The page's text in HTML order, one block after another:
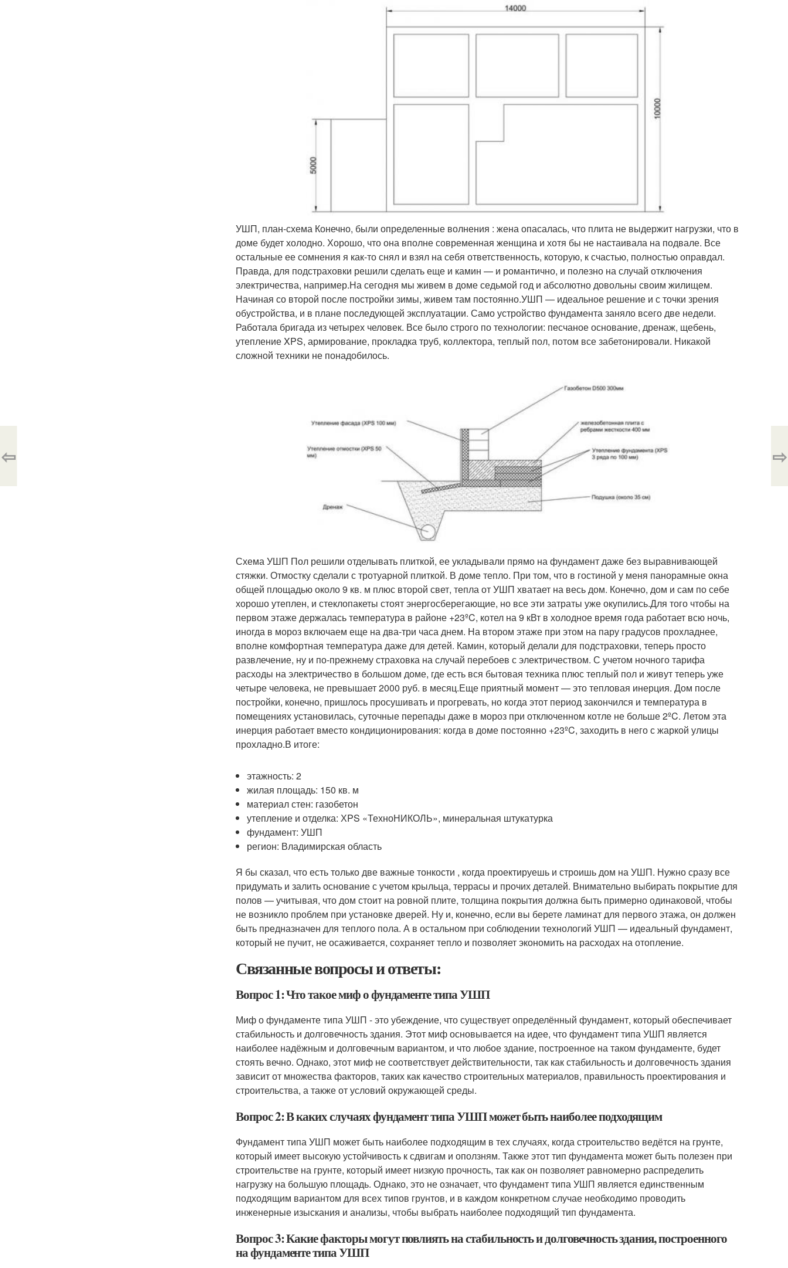
УШП, план-схема Конечно, были определенные волнения : жена опасалась, что плита не выдержит нагрузки, что в
доме будет холодно. Хорошо, что она вполне современная женщина и хотя бы не настаивала на подвале. Все
остальные ее сомнения я как-то снял и взял на себя ответственность, которую, к счастью, полностью оправдал.
Правда, для подстраховки решили сделать еще и камин — и романтично, и полезно на случай отключения
электричества, например.На сегодня мы живем в доме седьмой год и абсолютно довольны своим жилищем.
Начиная со второй после постройки зимы, живем там постоянно.УШП — идеальное решение и с точки зрения
обустройства, и в плане последующей эксплуатации. Само устройство фундамента заняло всего две недели.
Работала бригада из четырех человек. Все было строго по технологии: песчаное основание, дренаж, щебень,
утепление XPS, армирование, прокладка труб, коллектора, теплый пол, потом все забетонировали. Никакой
сложной техники не понадобилось.
Схема УШП Пол решили отделывать плиткой, ее укладывали прямо на фундамент даже без выравнивающей
стяжки. Отмостку сделали с тротуарной плиткой. В доме тепло. При том, что в гостиной у меня панорамные окна
общей площадью около 9 кв. м плюс второй свет, тепла от УШП хватает на весь дом. Конечно, дом и сам по себе
хорошо утеплен, и стеклопакеты стоят энергосберегающие, но все эти затраты уже окупились.Для того чтобы на
первом этаже держалась температура в районе +23ºC, котел на 9 кВт в холодное время года работает всю ночь,
иногда в мороз включаем еще на два-три часа днем. На втором этаже при этом на пару градусов прохладнее,
вполне комфортная температура даже для детей. Камин, который делали для подстраховки, теперь просто
развлечение, ну и по-прежнему страховка на случай перебоев с электричеством. С учетом ночного тарифа
расходы на электричество в большом доме, где есть вся бытовая техника плюс теплый пол и живут теперь уже
четыре человека, не превышает 2000 руб. в месяц.Еще приятный момент — это тепловая инерция. Дом после
постройки, конечно, пришлось просушивать и прогревать, но когда этот период закончился и температура в
помещениях установилась, суточные перепады даже в мороз при отключенном котле не больше 2ºC. Летом эта
инерция работает вместо кондиционирования: когда в доме постоянно +23ºC, заходить в него с жаркой улицы
прохладно.В итоге:
этажность: 2
жилая площадь: 150 кв. м
материал стен: газобетон
утепление и отделка: ХPS «ТехноНИКОЛЬ», минеральная штукатурка
фундамент: УШП
регион: Владимирская область
Я бы сказал, что есть только две важные тонкости , когда проектируешь и строишь дом на УШП. Нужно сразу все
придумать и залить основание с учетом крыльца, террасы и прочих деталей. Внимательно выбирать покрытие для
полов — учитывая, что дом стоит на ровной плите, толщина покрытия должна быть примерно одинаковой, чтобы
не возникло проблем при установке дверей. Ну и, конечно, если вы берете ламинат для первого этажа, он должен
быть предназначен для теплого пола. А в остальном при соблюдении технологий УШП — идеальный фундамент,
который не пучит, не осаживается, сохраняет тепло и позволяет экономить на расходах на отопление.
Связанные вопросы и ответы:
Вопрос 1: Что такое миф о фундаменте типа УШП
Миф о фундаменте типа УШП - это убеждение, что существует определённый фундамент, который обеспечивает
стабильность и долговечность здания. Этот миф основывается на идее, что фундамент типа УШП является
наиболее надёжным и долговечным вариантом, и что любое здание, построенное на таком фундаменте, будет
стоять вечно. Однако, этот миф не соответствует действительности, так как стабильность и долговечность здания
зависит от множества факторов, таких как качество строительных материалов, правильность проектирования и
строительства, а также от условий окружающей среды.
Вопрос 2: В каких случаях фундамент типа УШП может быть наиболее подходящим
Фундамент типа УШП может быть наиболее подходящим в тех случаях, когда строительство ведётся на грунте,
который имеет высокую устойчивость к сдвигам и оползням. Также этот тип фундамента может быть полезен при
строительстве на грунте, который имеет низкую прочность, так как он позволяет равномерно распределить
нагрузку на большую площадь. Однако, это не означает, что фундамент типа УШП является единственным
подходящим вариантом для всех типов грунтов, и в каждом конкретном случае необходимо проводить
инженерные изыскания и анализы, чтобы выбрать наиболее подходящий тип фундамента.
Вопрос 3: Какие факторы могут повлиять на стабильность и долговечность здания, построенного
на фундаменте типа УШП
⇦ ⇨